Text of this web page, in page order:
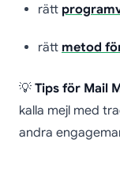
rätt
rätt metod
💡 Tips för Mail
kalla mejl med
andra